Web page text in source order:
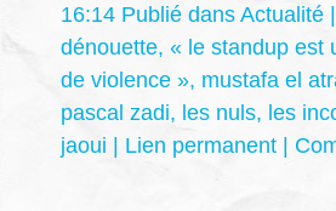
16:14 Publié dans Actualité
dénouette, « le standup est
de violence », mustafa el
pascal zadi, les nuls, les
jaoui | Lien permanent |